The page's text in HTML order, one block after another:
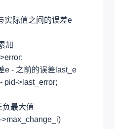
实际值之间的误差e
加
e - 之前的误差last_e
pid->last_error;
最大值